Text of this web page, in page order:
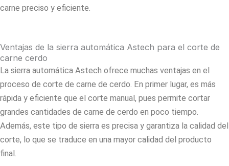
carne preciso y eficiente.
Ventajas de la sierra automática Astech para el corte de
carne cerdo
La sierra automática Astech ofrece muchas ventajas en el
proceso de corte de carne de cerdo. En primer lugar, es más
rápida y eficiente que el corte manual, pues permite cortar
grandes cantidades de carne de cerdo en poco tiempo.
Además, este tipo de sierra es precisa y garantiza la calidad del
corte, lo que se traduce en una mayor calidad del producto
final.